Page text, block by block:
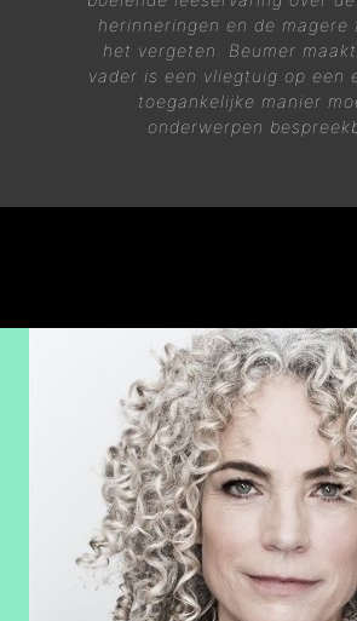
herinneringen en de magere
het vergeten. Beumer
vader is een vliegtuig op een
toegankelijke manier
onderwerpen